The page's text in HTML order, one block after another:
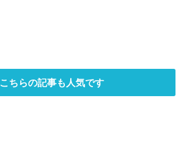
こちらの記事も人気です